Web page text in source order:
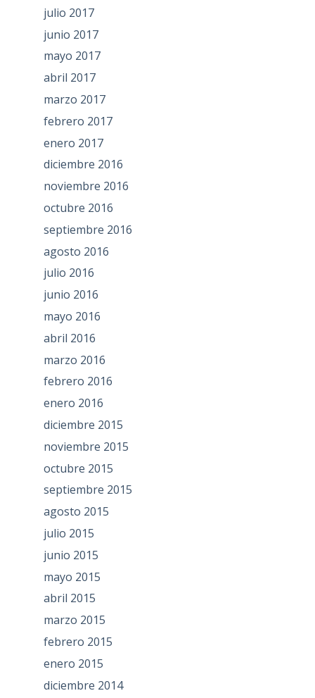
julio 2017
junio 2017
mayo 2017
abril 2017
marzo 2017
febrero 2017
enero 2017
diciembre 2016
noviembre 2016
octubre 2016
septiembre 2016
agosto 2016
julio 2016
junio 2016
mayo 2016
abril 2016
marzo 2016
febrero 2016
enero 2016
diciembre 2015
noviembre 2015
octubre 2015
septiembre 2015
agosto 2015
julio 2015
junio 2015
mayo 2015
abril 2015
marzo 2015
febrero 2015
enero 2015
diciembre 2014